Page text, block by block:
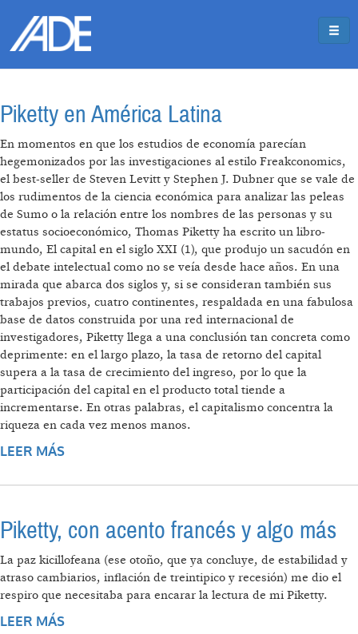
Piketty en América Latina
En momentos en que los estudios de economía parecían
hegemonizados por las investigaciones al estilo Freakconomics,
el best-seller de Steven Levitt y Stephen J. Dubner que se vale de
los rudimentos de la ciencia económica para analizar las peleas
de Sumo o la relación entre los nombres de las personas y su
estatus socioeconómico, Thomas Piketty ha escrito un libro-
mundo, El capital en el siglo XXI (1), que produjo un sacudón en
el debate intelectual como no se veía desde hace años. En una
mirada que abarca dos siglos y, si se consideran también sus
trabajos previos, cuatro continentes, respaldada en una fabulosa
base de datos construida por una red internacional de
investigadores, Piketty llega a una conclusión tan concreta como
deprimente: en el largo plazo, la tasa de retorno del capital
supera a la tasa de crecimiento del ingreso, por lo que la
participación del capital en el producto total tiende a
incrementarse. En otras palabras, el capitalismo concentra la
riqueza en cada vez menos manos.
LEER MÁS
Piketty, con acento francés y algo más
La paz kicillofeana (ese otoño, que ya concluye, de estabilidad y
atraso cambiarios, inflación de treintipico y recesión) me dio el
respiro que necesitaba para encarar la lectura de mi Piketty.
LEER MÁS